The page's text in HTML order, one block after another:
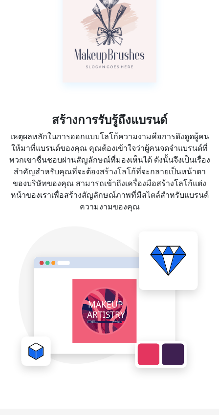
สร้างการรับรู้ถึงแบรนด์
เหตุผลหลักในการออกแบบโลโก้ความงามคือการดึงดูดผู้คน
ให้มาที่แบรนด์ของคุณ คุณต้องเข้าใจว่าผู้คนจดจำแบรนด์ที่
พวกเขาชื่นชอบผ่านสัญลักษณ์ที่มองเห็นได้ ดังนั้นจึงเป็นเรื่อง
สำคัญสำหรับคุณที่จะต้องสร้างโลโก้ที่จะกลายเป็นหน้าตา
ของบริษัทของคุณ สามารถเข้าถึงเครื่องมือสร้างโลโก้แต่ง
หน้าของเราเพื่อสร้างสัญลักษณ์ภาพที่มีสไตล์สำหรับแบรนด์
ความงามของคุณ